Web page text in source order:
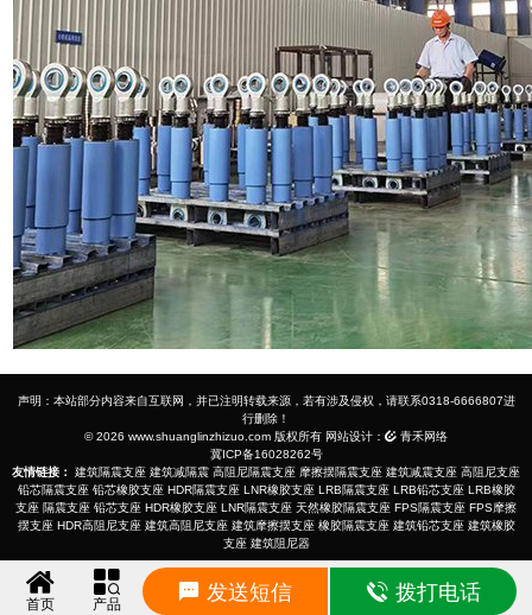
首页 产品 发送短信 拨打电话
声明：本站部分内容来自互联网，并已注明转载来源，若有涉及侵权，请联系0318-6666807进
行删除！
© 2026 www.shuanglinzhizuo.com 版权所有 网站设计：
青禾网络
冀ICP备16028262号
友情链接：
建筑隔震支座 建筑减隔震 高阻尼隔震支座 摩擦摆隔震支座 建筑减震支座 高阻尼支座
铅芯隔震支座 铅芯橡胶支座 HDR隔震支座 LNR橡胶支座 LRB隔震支座 LRB铅芯支座 LRB橡胶
支座 隔震支座 铅芯支座 HDR橡胶支座 LNR隔震支座 天然橡胶隔震支座 FPS隔震支座 FPS摩擦
摆支座 HDR高阻尼支座 建筑高阻尼支座 建筑摩擦摆支座 橡胶隔震支座 建筑铅芯支座 建筑橡胶
支座 建筑阻尼器